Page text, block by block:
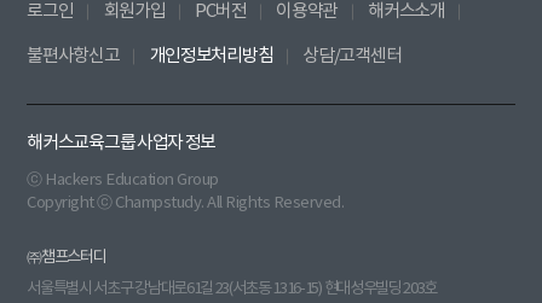
로그인 회원가입 PC버전 이용약관 해커스소개
불편사항신고 개인정보처리방침 상담/고객센터
해커스교육그룹 사업자 정보
ⓒ Hackers Education Group
Copyright ⓒ Champstudy. All Rights Reserved.
㈜챔프스터디
서울특별시 서초구 강남대로61길 23(서초동 1316-15) 현대성우빌딩 203호